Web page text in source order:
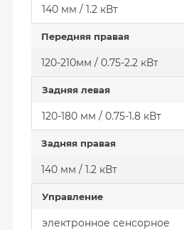
140 мм / 1.2 кВт
Передняя правая
120-210мм / 0.75-2.2 кВт
Задняя левая
120-180 мм / 0.75-1.8 кВт
Задняя правая
140 мм / 1.2 кВт
Управление
электронное сенсорное